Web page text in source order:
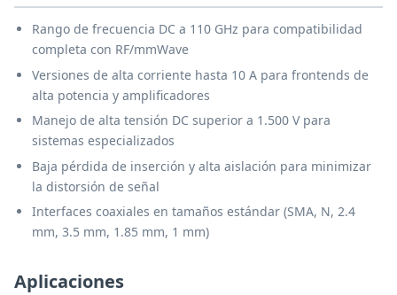
Rango de frecuencia DC a 110 GHz para compatibilidad
completa con RF/mmWave
Versiones de alta corriente hasta 10 A para frontends de
alta potencia y amplificadores
Manejo de alta tensión DC superior a 1.500 V para
sistemas especializados
Baja pérdida de inserción y alta aislación para minimizar
la distorsión de señal
Interfaces coaxiales en tamaños estándar (SMA, N, 2.4
mm, 3.5 mm, 1.85 mm, 1 mm)
Aplicaciones